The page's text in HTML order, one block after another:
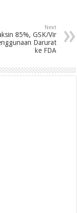
Next
85%, GSK/Vir
Darurat
ke FDA